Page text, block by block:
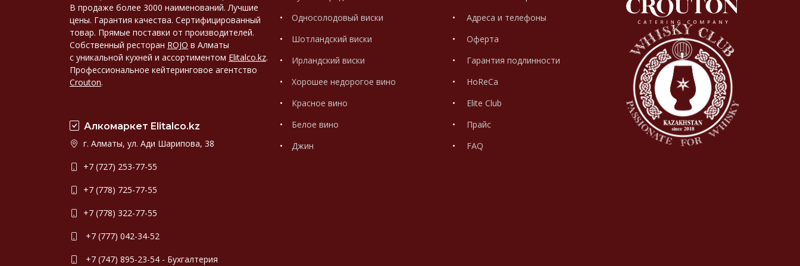
В продаже более 3000 наименований. Лучшие
цены. Гарантия качества. Сертифицированный
товар. Прямые поставки от производителей.
Собственный ресторан ROJO в Алматы
с уникальной кухней и ассортиментом Elitalco.kz.
Профессиональное кейтеринговое агентство
Crouton.
Алкомаркет Elitalco.kz
г. Алматы, ул. Ади Шарипова, 38
+7 (727) 253-77-55
+7 (778) 725-77-55
+7 (778) 322-77-55
+7 (777) 042-34-52
+7 (747) 895-23-54 - Бухгалтерия
Односолодовый виски
Шотландский виски
Ирландский виски
Хорошее недорогое вино
Красное вино
Белое вино
Джин
Адреса и телефоны
Оферта
Гарантия подлинности
HoReCa
Elite Club
Прайс
FAQ